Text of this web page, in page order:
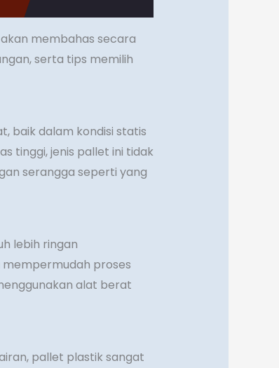
membahas secara
serta tips memilih
baik dalam kondisi statis
tinggi, jenis pallet ini tidak
serangga seperti yang
lebih ringan
mempermudah proses
alat berat
pallet plastik sangat